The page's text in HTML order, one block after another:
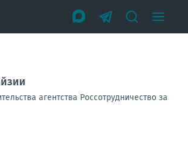
агентства Россотрудничество за